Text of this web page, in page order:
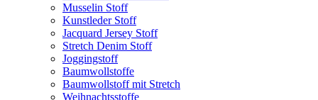
Musselin Stoff
Kunstleder Stoff
Jacquard Jersey Stoff
Stretch Denim Stoff
Joggingstoff
Baumwollstoffe
Baumwollstoff mit Stretch
Weihnachtsstoffe